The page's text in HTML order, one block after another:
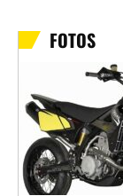
FOTOS